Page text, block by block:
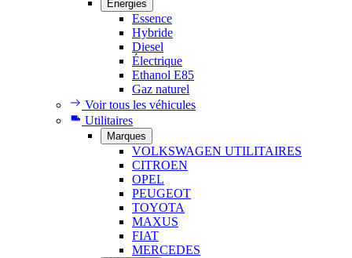
Energies
Essence
Hybride
Diesel
Électrique
Ethanol E85
Gaz naturel
Voir tous les véhicules
Utilitaires
Marques
VOLKSWAGEN UTILITAIRES
CITROEN
OPEL
PEUGEOT
TOYOTA
MAXUS
FIAT
MERCEDES